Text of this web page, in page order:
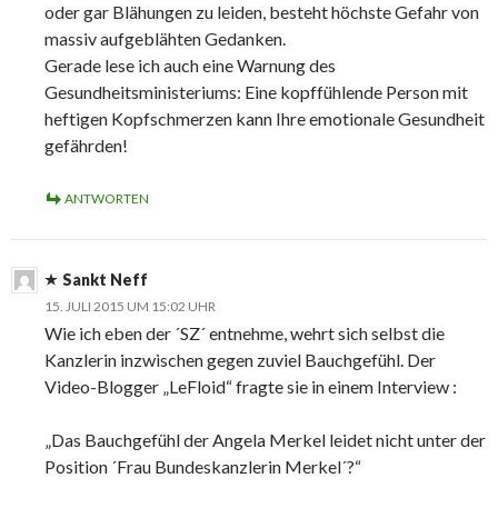
oder gar Blähungen zu leiden, besteht höchste Gefahr von
massiv aufgeblähten Gedanken.
Gerade lese ich auch eine Warnung des
Gesundheitsministeriums: Eine kopffühlende Person mit
heftigen Kopfschmerzen kann Ihre emotionale Gesundheit
gefährden!
ANTWORTEN
Sankt Neff
15. JULI 2015 UM 15:02 UHR
Wie ich eben der ´SZ´ entnehme, wehrt sich selbst die
Kanzlerin inzwischen gegen zuviel Bauchgefühl. Der
Video-Blogger „LeFloid“ fragte sie in einem Interview :
„Das Bauchgefühl der Angela Merkel leidet nicht unter der
Position ´Frau Bundeskanzlerin Merkel´?“